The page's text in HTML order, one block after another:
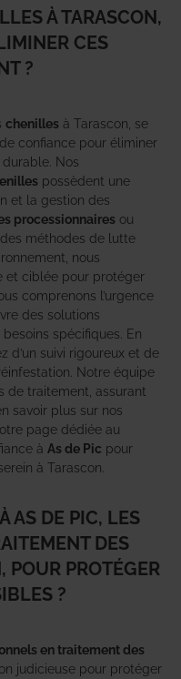
À TARASCON,
CES
?
chenilles à Tarascon, se
confiance pour éliminer
Nos
possèdent une
et la gestion des
processionnaires ou
des méthodes de lutte
nous
et ciblée pour protéger
comprenons l’urgence
des solutions
spécifiques. En
d’un suivi rigoureux et de
Notre équipe
de traitement, assurant
savoir plus sur nos
page dédiée au
à As de Pic pour
à Tarascon.
AS DE PIC, LES
DES
POUR PROTÉGER
?
en traitement des
judicieuse pour protéger